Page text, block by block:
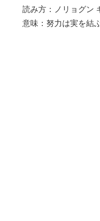
読み方：ノリョグン
意味：努力は実を結